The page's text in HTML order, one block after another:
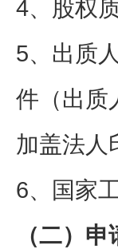
4、股权
5、出质
件（出质
加盖法人
6、国家
（二）